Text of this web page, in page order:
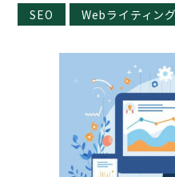
SEO
Webライティング